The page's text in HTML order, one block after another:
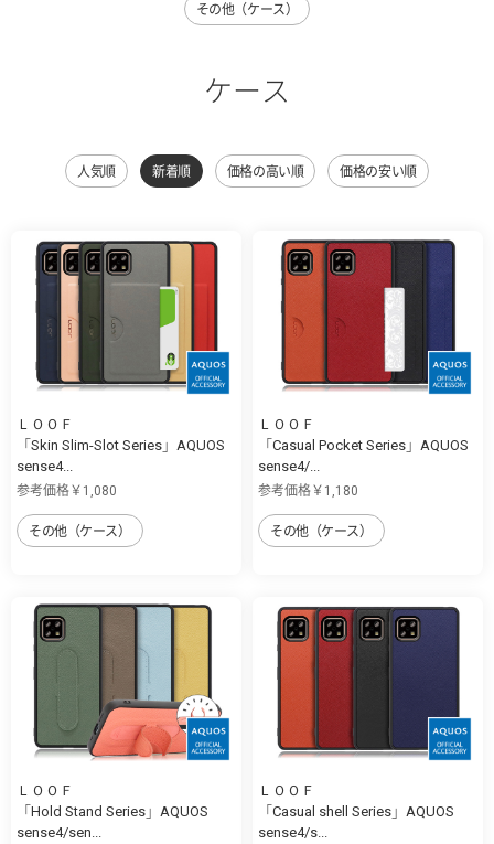
その他（ケース）
ケース
人気順 新着順 価格の高い順 価格の安い順
ＬＯＯＦ
「Skin Slim-Slot Series」AQUOS
sense4...
参考価格￥1,080
その他（ケース）
ＬＯＯＦ
「Casual Pocket Series」AQUOS
sense4/...
参考価格￥1,180
その他（ケース）
ＬＯＯＦ
「Hold Stand Series」AQUOS
sense4/sen...
ＬＯＯＦ
「Casual shell Series」AQUOS
sense4/s...